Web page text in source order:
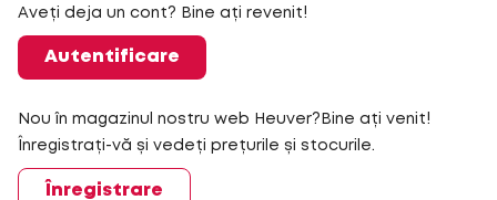
Aveți deja un cont? Bine ați revenit!
Autentificare
Nou în magazinul nostru web Heuver?Bine ați venit!
Înregistrați-vă și vedeți prețurile și stocurile.
Înregistrare